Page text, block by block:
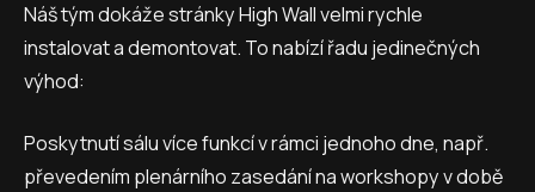
Náš tým dokáže stránky High Wall velmi rychle
instalovat a demontovat. To nabízí řadu jedinečných
výhod:
Poskytnutí sálu více funkcí v rámci jednoho dne, např.
převedením plenárního zasedání na workshopy v době